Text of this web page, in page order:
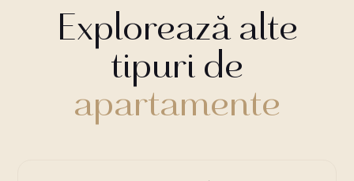
Explorează alte
tipuri de
apartamente